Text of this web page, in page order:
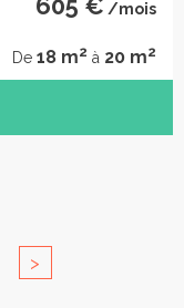
/mois
De 18 m2 à 20 m2
>